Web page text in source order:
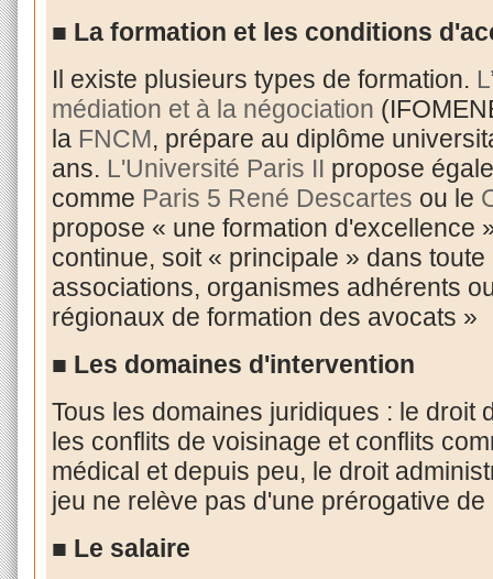
■ La formation et les conditions
Il existe plusieurs types de formation.
médiation et à la négociation
la FNCM, prépare au diplôme
ans. L'Université Paris II propose
comme Paris 5 René Descartes ou le
propose « une formation d'excellence
continue, soit « principale » dans
associations, organismes adhérents
régionaux de formation des avocats »
■ Les domaines d'intervention
Tous les domaines juridiques : le droit
les conflits de voisinage et conflits
médical et depuis peu, le droit
jeu ne relève pas d'une prérogative
■ Le salaire